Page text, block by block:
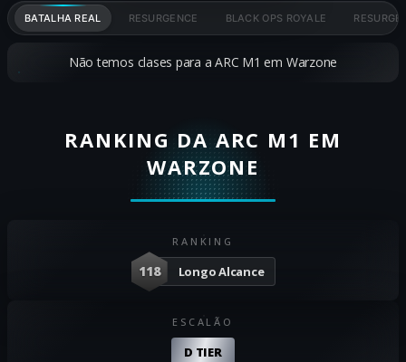
BATALHA REAL RESURGENCE BLACK OPS ROYALE
Não temos clases para a ARC M1 em Warzone
RANKING DA ARC M1 EM
WARZONE
RANKING
118 Longo Alcance
ESCALÃO
D TIER